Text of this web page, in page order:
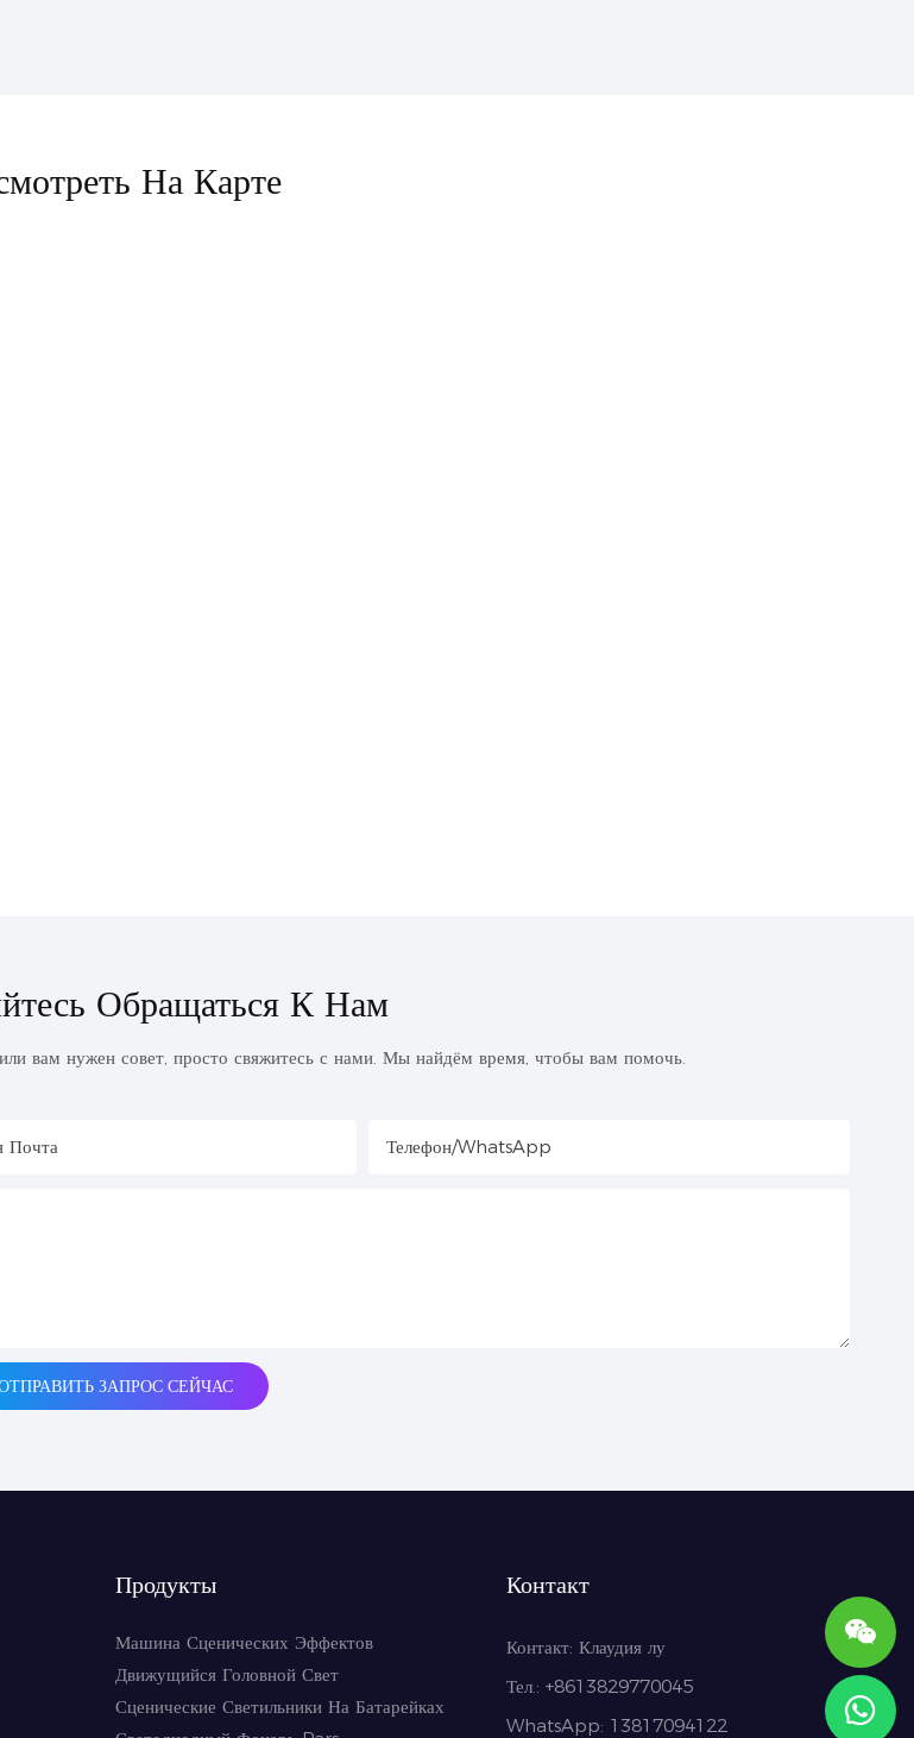
На Карте
Обращаться К Нам
вам нужен совет, просто свяжитесь с нами. Мы найдём время, чтобы вам помочь.
Почта Телефон/WhatsApp
ЗАПРОС СЕЙЧАС
Продукты
Машина Сценических Эффектов
Движущийся Головной Свет
Сценические Светильники На Батарейках
Контакт
Контакт: Клаудия лу
Тел.: +8613829770045
WhatsApp: 13817094122